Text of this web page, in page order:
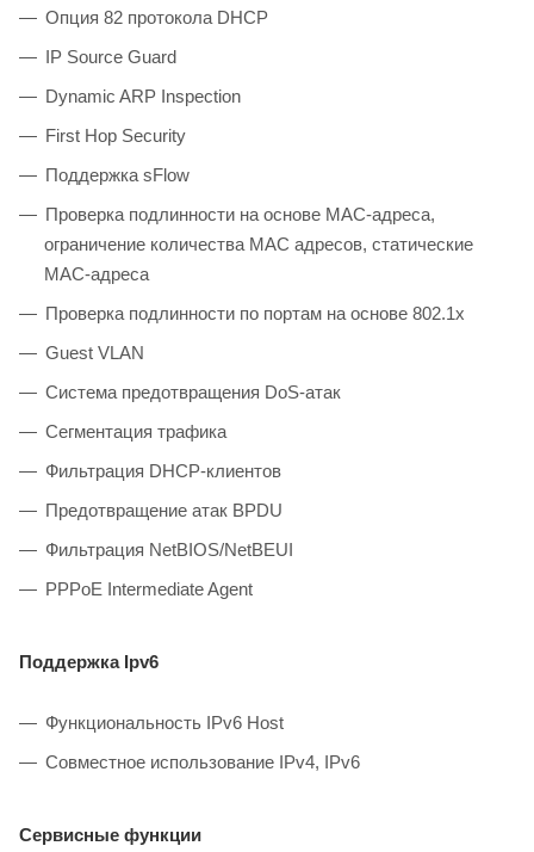
Опция 82 протокола DHCP
IP Source Guard
Dynamic ARP Inspection
First Hop Security
Поддержка sFlow
Проверка подлинности на основе MAC-адреса,
ограничение количества MAC адресов, статические
MAC-адреса
Проверка подлинности по портам на основе 802.1x
Guest VLAN
Система предотвращения DoS-атак
Сегментация трафика
Фильтрация DHCP-клиентов
Предотвращение атак BPDU
Фильтрация NetBIOS/NetBEUI
PPPoE Intermediate Agent
Поддержка Ipv6
Функциональность IPv6 Host
Совместное использование IPv4, IPv6
Сервисные функции